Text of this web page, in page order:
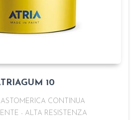
10
CONTINUA
- ALTA RESISTENZA